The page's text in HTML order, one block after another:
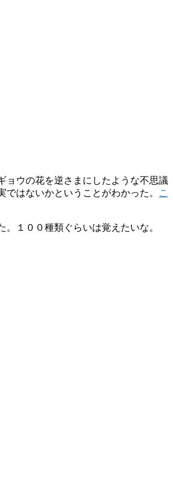
ョウの花を逆さまにしたような不思議
はないかということがわかった。
こ
１００種類ぐらいは覚えたいな。